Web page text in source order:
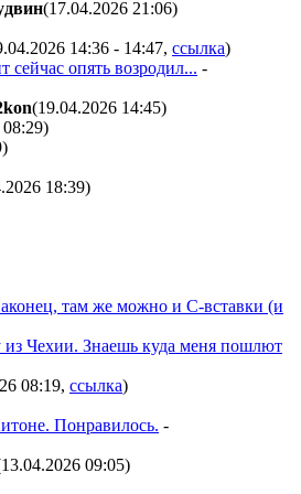
(17.04.2026 21:06)
14:36 - 14:47, ссылка)
опять возродил... -
(19.04.2026 14:45)
)
)
18:39)
там же можно и С-вставки (и
из Чехии. Знаешь куда меня пошлют
08:19, ссылка)
Понравилось. -
09:05)